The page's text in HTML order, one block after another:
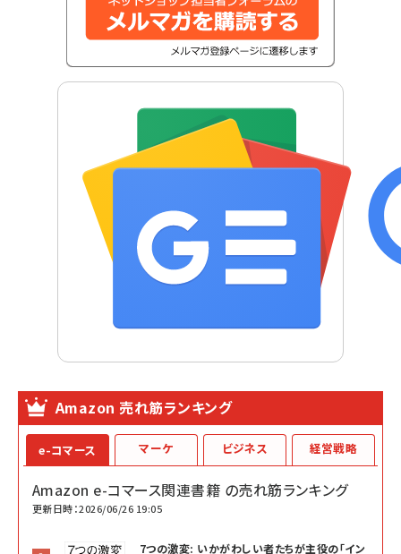
Amazon 売れ筋ランキング
e-コマース
Amazon e-コマース関連書籍 の売れ筋ランキング
更新日時：2026/06/26 19:05
7つの激変: いかがわしい者たちが主役の「イン
マーケ ビジネス 経営戦略